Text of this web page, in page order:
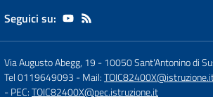
Seguici su:
Via Augusto Abegg, 19 -10050 Sant'Antonino di
Tel 0119649093 - Mail:
- PEC:TOIC82400X@pec.istruzione.it